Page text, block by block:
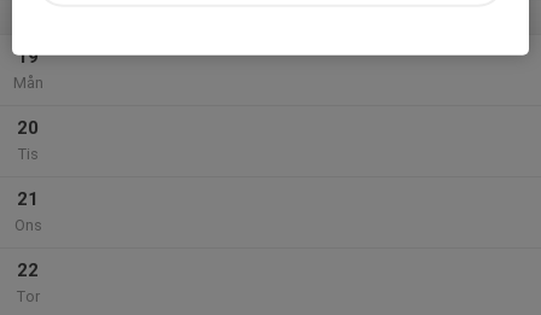
19
Mån
20
Tis
21
Ons
22
Tor